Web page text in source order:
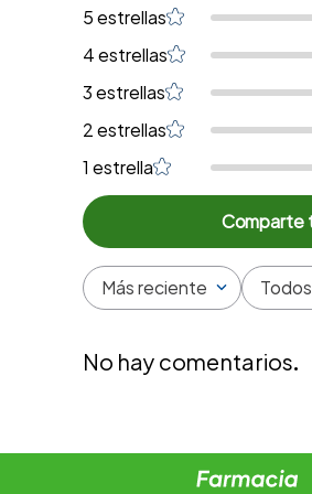
5 estrellas
4 estrellas
3 estrellas
2 estrellas
1 estrella
Más reciente Todos
No hay comentarios.